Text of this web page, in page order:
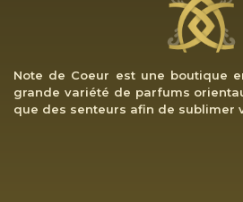
Note de Coeur est une boutique
grande variété de parfums
que des senteurs afin de sublimer